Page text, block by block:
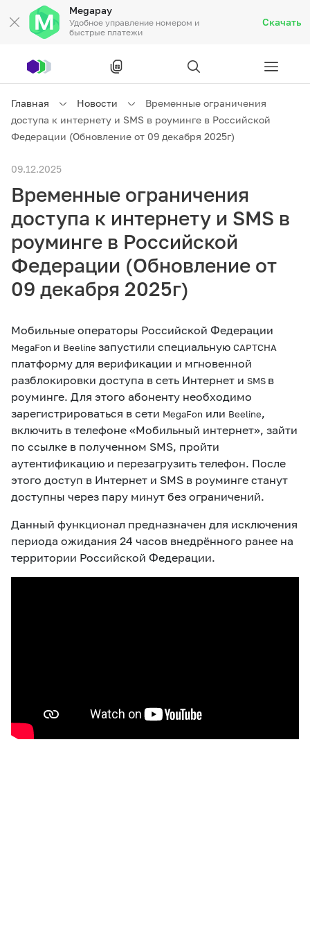
Megapay
Удобное управление номером и
быстрые платежи
Скачать
Частным клиентам
Частным клиентам
Бизнесу
Связь
Тарифы Акции Роуминг
Услуги
Все услуги Развлечения Соц.сети
Звонки и SMS Подбор номера Доставка SIM
Компания
О нас Новости Работа в MEGA
Партнерам
Карта офисов и
покрытие
Сервисы
MegaTV MegaPay MegaKassa
Главная Новости
Временные ограничения
доступа к интернету и SMS в роуминге в Российской
Федерации (Обновление от 09 декабря 2025г)
09.12.2025
Временные ограничения
доступа к интернету и SMS в
роуминге в Российской
Федерации (Обновление от
09 декабря 2025г)
Мобильные операторы Российской Федерации
MegaFon и Beeline запустили специальную CAPTCHA
платформу для верификации и мгновенной
разблокировки доступа в сеть Интернет и SMS в
роуминге. Для этого абоненту необходимо
зарегистрироваться в сети MegaFon или Beeline,
включить в телефоне «Мобильный интернет», зайти
по ссылке в полученном SMS, пройти
аутентификацию и перезагрузить телефон. После
этого доступ в Интернет и SMS в роуминге станут
доступны через пару минут без ограничений.
Данный функционал предназначен для исключения
периода ожидания 24 часов внедрённого ранее на
территории Российской Федерации.